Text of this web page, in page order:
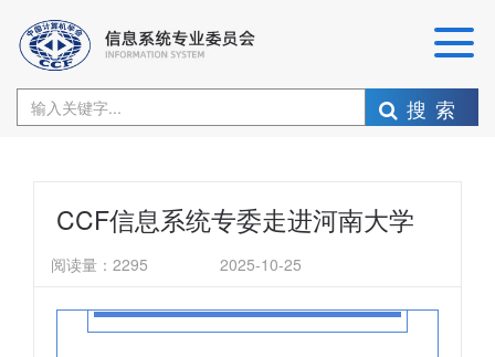
搜索
CCF信息系统专委走进河南大学
阅读量： 2295 2025-10-25